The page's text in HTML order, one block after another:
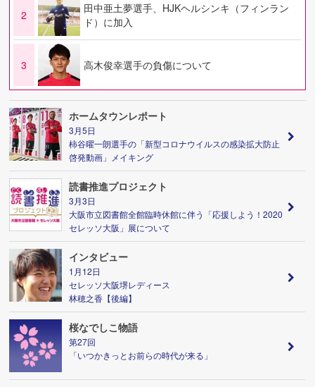
2
田中亜土夢選手、HJKヘルシンキ（フィンラン
ド）に加入
3 高木俊幸選手の負傷について
ホームタウンレポート
3月5日
柿谷曜一朗選手の「新型コロナウイルスの感染拡大防止
啓発動画」メイキング
読書推進プロジェクト
3月3日
大阪市立図書館全館臨時休館に伴う「応援しよう！2020
セレッソ大阪」展について
インタビュー
1月12日
セレッソ大阪堺レディース
林穂之香【後編】
桜なでしこ物語
第27回
「いつかきっとお前らの時代が来る」